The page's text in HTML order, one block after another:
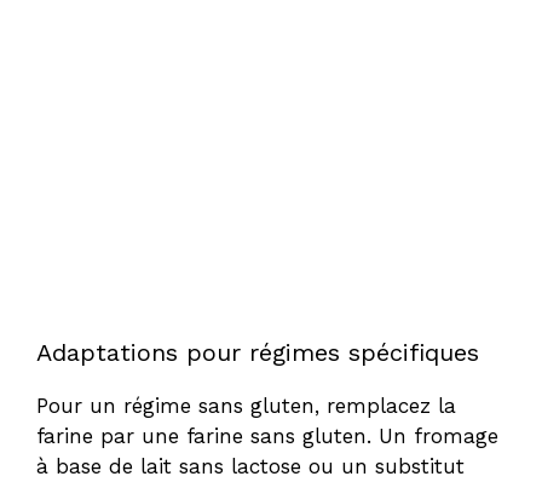
Adaptations pour régimes spécifiques
Pour un régime sans gluten, remplacez la
farine par une farine sans gluten. Un fromage
à base de lait sans lactose ou un substitut